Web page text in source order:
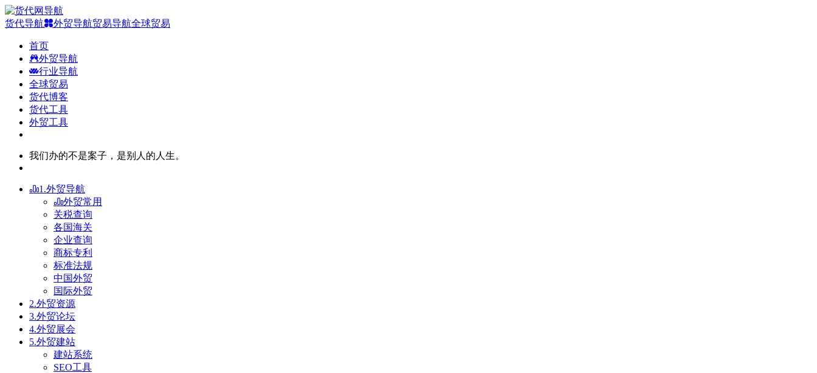
货代导航 外贸导航贸易导航全球贸易
首页
外贸导航
行业导航
全球贸易
货代博客
货代工具
外贸工具
我们办的不是案子，是别人的人生。
1.外贸导航
外贸常用
关税查询
各国海关
企业查询
商标专利
标准法规
中国外贸
国际外贸
2.外贸资源
3.外贸论坛
4.外贸展会
5.外贸建站
建站系统
SEO工具